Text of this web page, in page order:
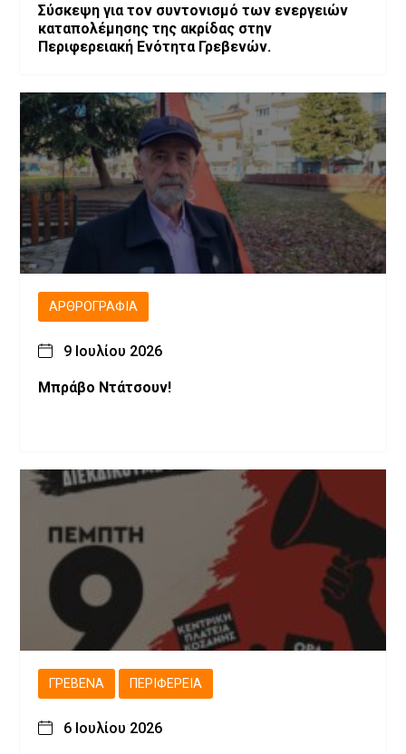
Σύσκεψη για τον συντονισμό των ενεργειών
καταπολέμησης της ακρίδας στην
Περιφερειακή Ενότητα Γρεβενών.
ΑΡΘΡΟΓΡΑΦΊΑ
9 Ιουλίου 2026
Μπράβο Ντάτσουν!
ΓΡΕΒΕΝΆ ΠΕΡΙΦΈΡΕΙΑ
6 Ιουλίου 2026